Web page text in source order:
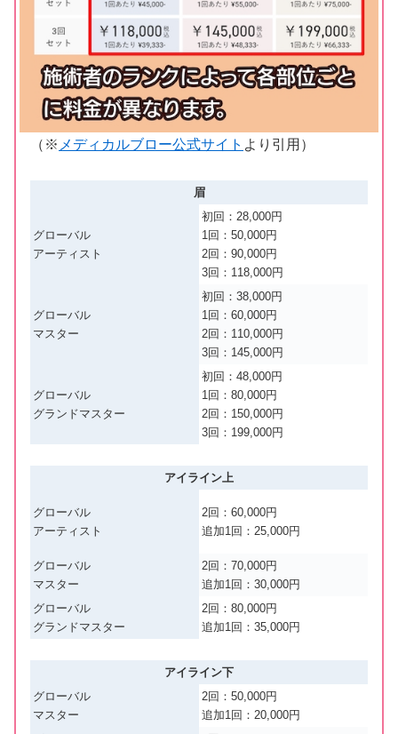
（※ メディカルブロー公式サイト より引用）
眉
グローバル
アーティスト
初回：28,000円
1回：50,000円
2回：90,000円
3回：118,000円
グローバル
マスター
初回：38,000円
1回：60,000円
2回：110,000円
3回：145,000円
グローバル
グランドマスター
初回：48,000円
1回：80,000円
2回：150,000円
3回：199,000円
アイライン上
グローバル
アーティスト
2回：60,000円
追加1回：25,000円
グローバル
マスター
2回：70,000円
追加1回：30,000円
グローバル
グランドマスター
2回：80,000円
追加1回：35,000円
アイライン下
グローバル
マスター
2回：50,000円
追加1回：20,000円